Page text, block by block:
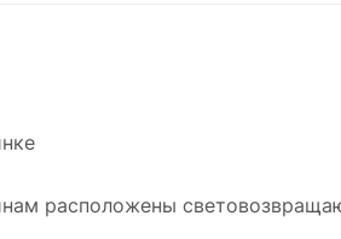
расположены